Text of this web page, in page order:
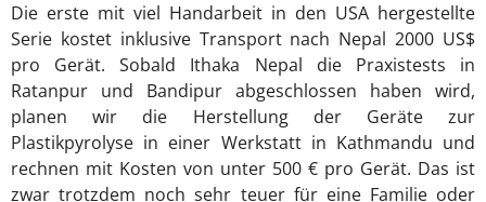
Die erste mit viel Handarbeit in den USA hergestellte
Serie kostet inklusive Transport nach Nepal 2000 US$
pro Gerät. Sobald Ithaka Nepal die Praxistests in
Ratanpur und Bandipur abgeschlossen haben wird,
planen wir die Herstellung der Geräte zur
Plastikpyrolyse in einer Werkstatt in Kathmandu und
rechnen mit Kosten von unter 500 € pro Gerät. Das ist
zwar trotzdem noch sehr teuer für eine Familie oder